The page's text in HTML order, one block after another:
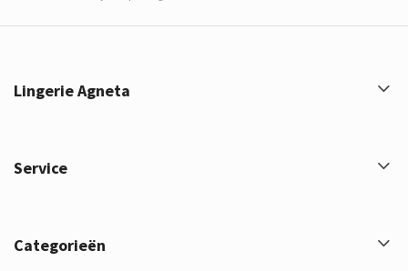
Lingerie Agneta
Service
Categorieën